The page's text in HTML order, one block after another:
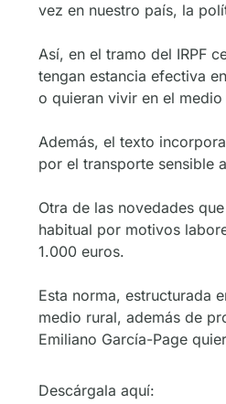
vez en nuestro país, la
Así, en el tramo del IRPF
tengan estancia efectiva
o quieran vivir en el medio
Además, el texto
por el transporte sensible
Otra de las novedades
habitual por motivos
1.000 euros.
Esta norma, estructurada
medio rural, además de
Emiliano García-Page
Descárgala aquí: